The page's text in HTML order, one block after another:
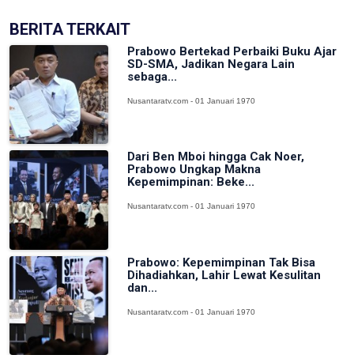
BERITA TERKAIT
Prabowo Bertekad Perbaiki Buku Ajar
SD-SMA, Jadikan Negara Lain
sebaga...
Nusantaratv.com - 01 Januari 1970
Dari Ben Mboi hingga Cak Noer,
Prabowo Ungkap Makna
Kepemimpinan: Beke...
Nusantaratv.com - 01 Januari 1970
Prabowo: Kepemimpinan Tak Bisa
Dihadiahkan, Lahir Lewat Kesulitan
dan...
Nusantaratv.com - 01 Januari 1970